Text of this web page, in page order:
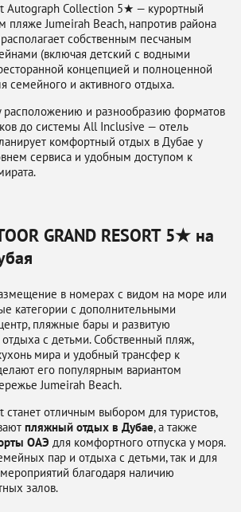
Autograph Collection 5★ — курортный
пляже Jumeirah Beach, напротив района
собственным песчаным
(включая детский с водными
концепцией и полноценной
семейного и активного отдыха.
расположению и разнообразию форматов
до системы All Inclusive — отель
комфортный отдых в Дубае у
сервиса и удобным доступом к
GRAND RESORT 5★ на
в номерах с видом на море или
категории с дополнительными
пляжные бары и развитую
отдыха с детьми. Собственный пляж,
мира и удобный трансфер к
его популярным вариантом
Jumeirah Beach.
станет отличным выбором для туристов,
пляжный отдых в Дубае, а также
ОАЭ для комфортного отпуска у моря.
пар и отдыха с детьми, так и для
благодаря наличию
залов.